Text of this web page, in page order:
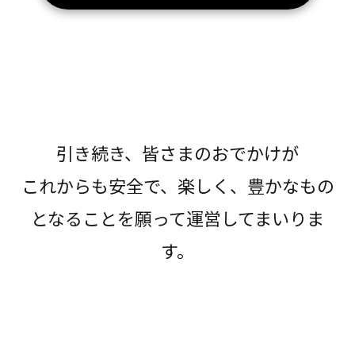
引き続き、皆さまのおでかけが
これからも安全で、楽しく、豊かなもの
となることを願って運営してまいりま
す。